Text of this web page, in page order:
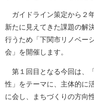
ガイドライン策定から２
新たに見えてきた課題の解
行うため「下関市リノベー
会」を開催します。
第１回目となる今回は、
性」をテーマに、主体的に
に会し、まちづくりの方向